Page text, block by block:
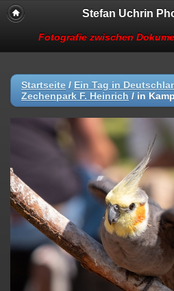
Stefan Uchrin
Fotografie zwischen
Startseite / Ein Tag in
Zechenpark F. Heinrich / in